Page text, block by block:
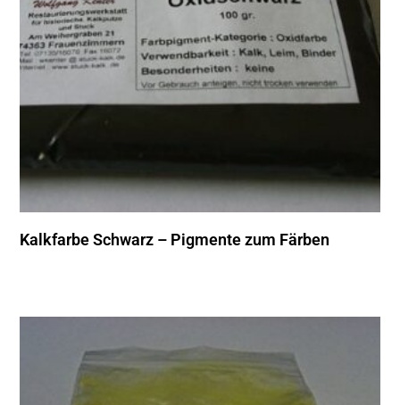
Kalkfarbe Schwarz – Pigmente zum Färben